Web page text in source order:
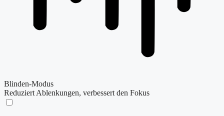
Blinden-Modus
Reduziert Ablenkungen, verbessert den Fokus